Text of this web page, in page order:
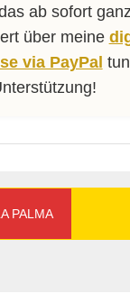
ab sofort
über meine
via PayPal
PALMA